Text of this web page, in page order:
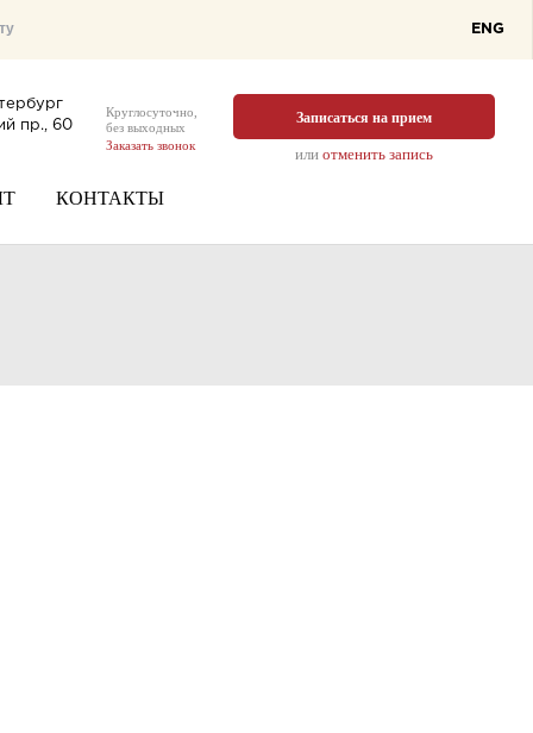
ENG
пр., 60
Круглосуточно,
без выходных
Заказать звонок
Записаться на прием
или отменить запись
КОНТАКТЫ